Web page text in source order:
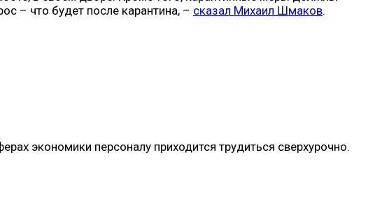
– что будет после карантина, – сказал Михаил Шмаков.
экономики персоналу приходится трудиться сверхурочно.